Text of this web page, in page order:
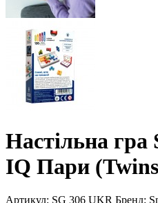
Настільна гра
IQ Пари
Артикул: SG 306 UKR Бренд: